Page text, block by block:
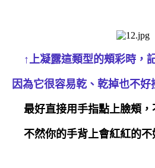
↑上凝露這類型的頰彩時，
因為它很容易乾、乾掉也不
最好直接用手指點上臉頰
不然你的手背上會紅紅的